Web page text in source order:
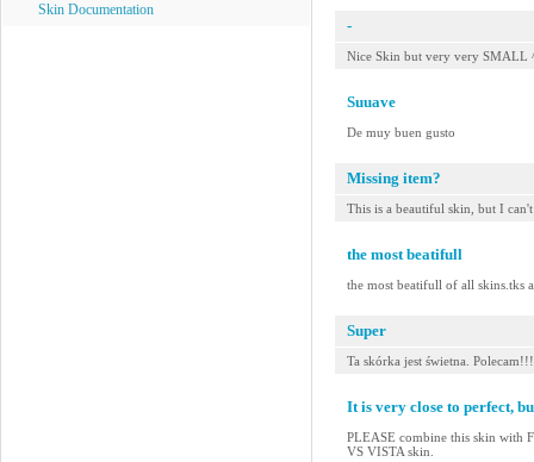
Skin Documentation
-
Nice Skin but very very SMALL
Suuave
De muy buen gusto
Missing item?
This is a beautiful skin, but I
the most beatifull
the most beatifull of all skins.tks
Super
Ta skórka jest świetna. Polecam!!!
It is very close to perfect,
PLEASE combine this skin with
VS VISTA skin.